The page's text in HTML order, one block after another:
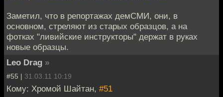
Заметил, что в репортажах демСМИ, они, в
основном, стреляют из старых образцов, а на
фотках "ливийские инструкторы" держат в руках
новые образцы.
Leo Drag »
#55 | 31.03.11 10:19
Кому: Хромой Шайтан, #51